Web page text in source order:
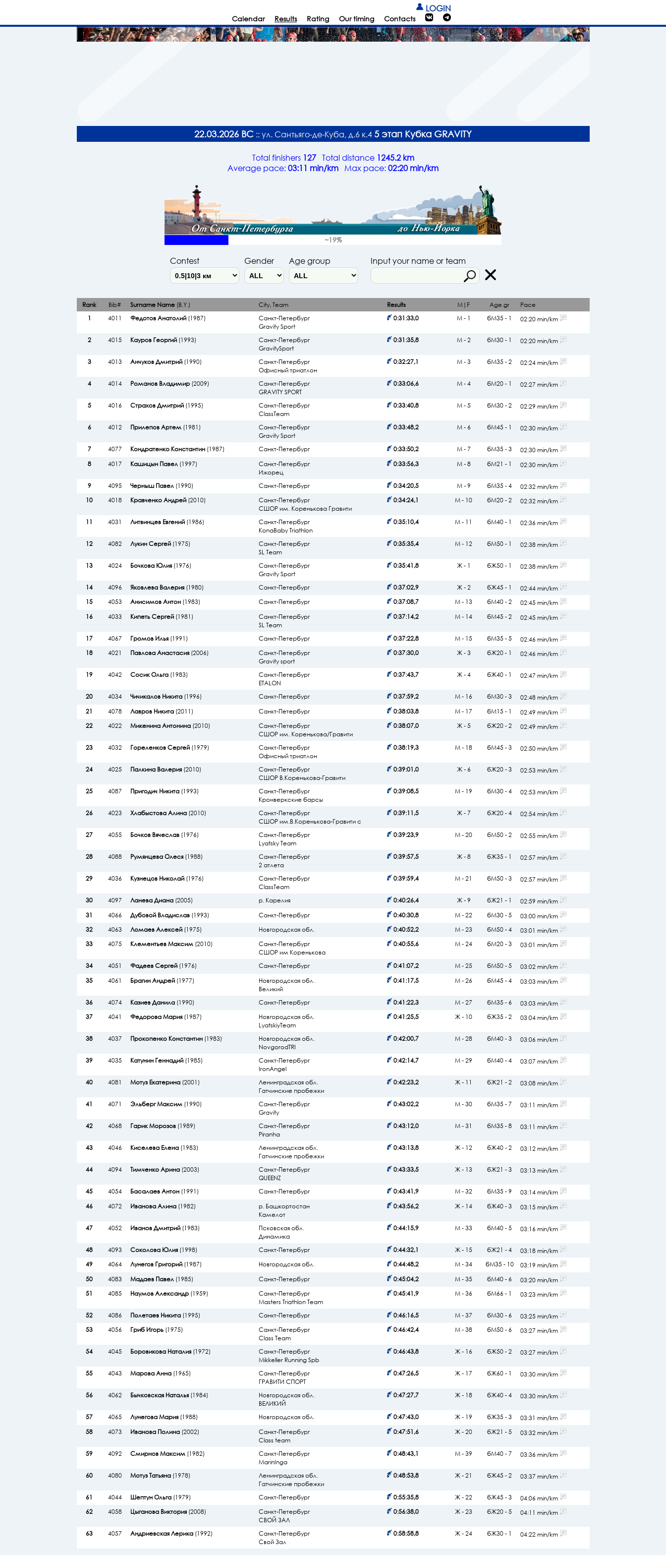
LOGIN
Calendar Results Rating Our timing Contacts
22.03.2026 ВС :: ул. Сантьяго-де-Куба, д.6 к.45 этап Кубка GRAVITY
Total finishers 127Total distance 1245.2 km
Average pace:03:11 min/km Max pace:02:20 min/km
~19%
Contest Gender Age group Input your name or team
Rank Bib# Surname Name (B.Y.) City, Team Results M|F Age.gr
Pace
1
4011 Федотов Анатолий (1987)
Санкт-Петербург
Gravity Sport
0:31:33,0 М - 1 бМ35 - 1 02:20 min/km
2 4015 Кауров Георгий (1993)
Санкт-Петербург
GravitySport
0:31:35,8 М - 2 бМ30 - 1 02:20 min/km
3 4013 Анчуков Дмитрий (1990)
Санкт-Петербург
Офисный триатлон
0:32:27,1 М - 3 бМ35 - 2 02:24 min/km
4 4014 Романов Владимир (2009)
Санкт-Петербург
GRAVITY SPORT
0:33:06,6 М - 4 бМ20 - 1 02:27 min/km
5 4016 Страхов Дмитрий (1995)
Санкт-Петербург
ClassTeam
0:33:40,8 М - 5 бМ30 - 2 02:29 min/km
6 4012 Прилепов Артем (1981)
Санкт-Петербург
Gravity Sport
0:33:48,2 М - 6 бМ45 - 1 02:30 min/km
7 4077 Кондратенко Константин (1987) Санкт-Петербург 0:33:50,2 М - 7 бМ35 - 3
02:30 min/km
8
4017 Кашицын Павел (1997)
Санкт-Петербург
Ижорец
0:33:56,3 М - 8 бМ21 - 1 02:30 min/km
9 4095 Черныш Павел (1990) Санкт-Петербург 0:34:20,5 М - 9 бМ35 - 4
02:32 min/km
10
4018 Кравченко Андрей (2010)
Санкт-Петербург
СШОР им. Коренькова Гравити
0:34:24,1 М - 10 бМ20 - 2 02:32 min/km
11 4031 Литвинцев Евгений (1986)
Санкт-Петербург
KonaBaby Triathlon
0:35:10,4 М - 11 бМ40 - 1 02:36 min/km
12 4082 Лукин Сергей (1975)
Санкт-Петербург
SL Team
0:35:35,4 М - 12 бМ50 - 1 02:38 min/km
13 4024 Бочкова Юлия (1976)
Санкт-Петербург
Gravity Sport
0:35:41,8 Ж - 1 бЖ50 - 1 02:38 min/km
14 4096 Яковлева Валерия (1980) Санкт-Петербург 0:37:02,9 Ж - 2 бЖ45 - 1
02:44 min/km
15
4053 Анисимов Антон (1983) Санкт-Петербург 0:37:08,7 М - 13 бМ40 - 2
02:45 min/km
16
4033 Кипеть Сергей (1981)
Санкт-Петербург
SL Team
0:37:14,2 М - 14 бМ45 - 2 02:45 min/km
17 4067 Громов Илья (1991) Санкт-Петербург 0:37:22,8 М - 15 бМ35 - 5
02:46 min/km
18
4021 Павлова Анастасия (2006)
Санкт-Петербург
Gravity sport
0:37:30,0 Ж - 3 бЖ20 - 1 02:46 min/km
19 4042 Сосик Ольга (1983)
Санкт-Петербург
ETALON
0:37:43,7 Ж - 4 бЖ40 - 1 02:47 min/km
20 4034 Чичикалов Никита (1996) Санкт-Петербург 0:37:59,2 М - 16 бМ30 - 3
02:48 min/km
21
4078 Лавров Никита (2011) Санкт-Петербург 0:38:03,8 М - 17 бМ15 - 1
02:49 min/km
22
4022 Микенина Антонина (2010)
Санкт-Петербург
СШОР им. Коренькова/Гравити
0:38:07,0 Ж - 5 бЖ20 - 2 02:49 min/km
23 4032 Гореленков Сергей (1979)
Санкт-Петербург
Офисный триатлон
0:38:19,3 М - 18 бМ45 - 3 02:50 min/km
24 4025 Палкина Валерия (2010)
Санкт-Петербург
СШОР В.Коренькова-Гравити
0:39:01,0 Ж - 6 бЖ20 - 3 02:53 min/km
25 4087 Пригодич Никита (1993)
Санкт-Петербург
Кронверкские барсы
0:39:08,5 М - 19 бМ30 - 4 02:53 min/km
26 4023 Хлабыстова Алина (2010)
Санкт-Петербург
СШОР им.В.Коренькова-Гравити с
0:39:11,5 Ж - 7 бЖ20 - 4 02:54 min/km
27 4055 Бочков Вячеслав (1976)
Санкт-Петербург
Lyatsky Team
0:39:23,9 М - 20 бМ50 - 2 02:55 min/km
28 4088 Румянцева Олеся (1988)
Санкт-Петербург
2 атлета
0:39:57,5 Ж - 8 бЖ35 - 1 02:57 min/km
29 4036 Кузнецов Николай (1976)
Санкт-Петербург
ClassTeam
0:39:59,4 М - 21 бМ50 - 3 02:57 min/km
30 4097 Ланева Диана (2005) р. Карелия 0:40:26,4 Ж - 9 бЖ21 - 1
02:59 min/km
31
4066 Дубовой Владислав (1993) Санкт-Петербург 0:40:30,8 М - 22 бМ30 - 5
03:00 min/km
32
4063 Ломаев Алексей (1975) Новгородская обл. 0:40:52,2 М - 23 бМ50 - 4
03:01 min/km
33
4075 Клементьев Максим (2010)
Санкт-Петербург
СШОР им Коренькова
0:40:55,6 М - 24 бМ20 - 3 03:01 min/km
34 4051 Фадеев Сергей (1976) Санкт-Петербург 0:41:07,2 М - 25 бМ50 - 5
03:02 min/km
35
4061 Брагин Андрей (1977)
Новгородская обл.
Великий
0:41:17,5 М - 26 бМ45 - 4 03:03 min/km
36 4074 Казиев Данила (1990) Санкт-Петербург 0:41:22,3 М - 27 бМ35 - 6
03:03 min/km
37
4041 Федорова Мария (1987)
Новгородская обл.
LyatskiyTeam
0:41:25,5 Ж - 10 бЖ35 - 2 03:04 min/km
38 4037 Прокопенко Константин (1983)
Новгородская обл.
NovgorodTRI
0:42:00,7 М - 28 бМ40 - 3 03:06 min/km
39 4035 Катунин Геннадий (1985)
Санкт-Петербург
IronAngel
0:42:14,7 М - 29 бМ40 - 4 03:07 min/km
40 4081 Мотуз Екатерина (2001)
Ленинградская обл.
Гатчинские пробежки
0:42:23,2 Ж - 11 бЖ21 - 2 03:08 min/km
41 4071 Эльберг Максим (1990)
Санкт-Петербург
Gravity
0:43:02,2 М - 30 бМ35 - 7 03:11 min/km
42 4068 Гарик Морозов (1989)
Санкт-Петербург
Piranha
0:43:12,0 М - 31 бМ35 - 8 03:11 min/km
43 4046 Киселева Елена (1983)
Ленинградская обл.
Гатчинские пробежки
0:43:13,8 Ж - 12 бЖ40 - 2 03:12 min/km
44 4094 Тимченко Арина (2003)
Санкт-Петербург
QUEENZ
0:43:33,5 Ж - 13 бЖ21 - 3 03:13 min/km
45 4054 Басалаев Антон (1991) Санкт-Петербург 0:43:41,9 М - 32 бМ35 - 9
03:14 min/km
46
4072 Иванова Алина (1982)
р. Башкортостан
Камелот
0:43:56,2 Ж - 14 бЖ40 - 3 03:15 min/km
47 4052 Иванов Дмитрий (1983)
Псковская обл.
Динамика
0:44:15,9 М - 33 бМ40 - 5 03:16 min/km
48 4093 Соколова Юлия (1998) Санкт-Петербург 0:44:32,1 Ж - 15 бЖ21 - 4
03:18 min/km
49
4064 Лунегов Григорий (1987) Новгородская обл. 0:44:48,2 М - 34 бМ35 - 10
03:19 min/km
50
4083 Мадаев Павел (1985) Санкт-Петербург 0:45:04,2 М - 35 бМ40 - 6
03:20 min/km
51
4085 Наумов Александр (1959)
Санкт-Петербург
Masters Triathlon Team
0:45:41,9 М - 36 бМ66 - 1 03:23 min/km
52 4086 Полетаев Никита (1995) Санкт-Петербург 0:46:16,5 М - 37 бМ30 - 6
03:25 min/km
53
4056 Гриб Игорь (1975)
Санкт-Петербург
Class Team
0:46:42,4 М - 38 бМ50 - 6 03:27 min/km
54 4045 Боровикова Наталия (1972)
Санкт-Петербург
Mikkeller Running Spb
0:46:43,8 Ж - 16 бЖ50 - 2 03:27 min/km
55 4043 Марова Анна (1965)
Санкт-Петербург
ГРАВИТИ СПОРТ
0:47:26,5 Ж - 17 бЖ60 - 1 03:30 min/km
56 4062 Бычковская Наталья (1984)
Новгородская обл.
ВЕЛИКИЙ
0:47:27,7 Ж - 18 бЖ40 - 4 03:30 min/km
57 4065 Лунегова Мария (1988) Новгородская обл. 0:47:43,0 Ж - 19 бЖ35 - 3
03:31 min/km
58
4073 Иванова Полина (2002)
Санкт-Петербург
Class team
0:47:51,6 Ж - 20 бЖ21 - 5 03:32 min/km
59 4092 Смирнов Максим (1982)
Санкт-Петербург
MarinInga
0:48:43,1 М - 39 бМ40 - 7 03:36 min/km
60 4080 Мотуз Татьяна (1978)
Ленинградская обл.
Гатчинские пробежки
0:48:53,8 Ж - 21 бЖ45 - 2 03:37 min/km
61 4044 Шептун Ольга (1979) Санкт-Петербург 0:55:35,8 Ж - 22 бЖ45 - 3
04:06 min/km
62
4058 Цыганова Виктория (2008)
Санкт-Петербург
СВОЙ ЗАЛ
0:56:38,0 Ж - 23 бЖ20 - 5 04:11 min/km
63 4057 Андриевская Лерика (1992)
Санкт-Петербург
Свой Зал
0:58:58,8 Ж - 24 бЖ30 - 1 04:22 min/km